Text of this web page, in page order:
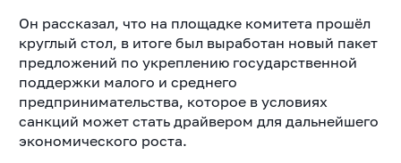
Он рассказал, что на площадке комитета прошёл
круглый стол, в итоге был выработан новый пакет
предложений по укреплению государственной
поддержки малого и среднего
предпринимательства, которое в условиях
санкций может стать драйвером для дальнейшего
экономического роста.